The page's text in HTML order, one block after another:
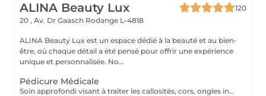
ALINA Beauty Lux
120
20 , Av. Dr Gaasch Rodange L-4818
ALINA Beauty Lux est un espace dédié à la beauté et au bien-
être, où chaque détail a été pensé pour offrir une expérience
unique et personnalisée. No...
Pédicure Médicale
Soin approfondi visant à traiter les callosités, cors, ongles incarnés, fissures ou durillons. Réalisé dans le respect des normes d'hygiène et de confort. Améliore la santé et l'apparence du pied. Résultat optimal : cure de 3 à 5 séances selon la problématique.